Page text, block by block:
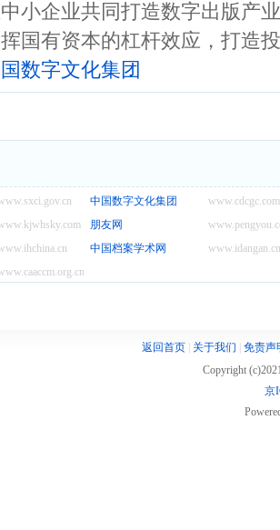
小企业共同打造数字出版产
国有资本的杠杆效应，打造
数字文化集团
中国数字文化集团
朋友网
www.idangan.cn
中国档案学术网
返回首页| 关于我们
免责声
Copyright
京